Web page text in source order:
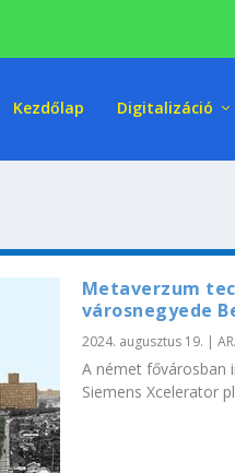
Kezdőlap Digitalizáció
Metaverzum
városnegyede
2024. augusztus 19. |
A német fővárosban
Siemens Xcelerator